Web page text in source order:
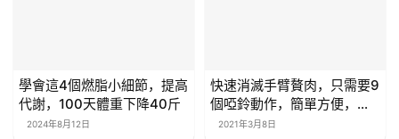
學會這4個燃脂小細節，提高
代謝，100天體重下降40斤
2024年8月12日
快速消滅手臂贅肉，只需要9
個啞鈴動作，簡單方便，效
果槓槓的
2021年3月8日